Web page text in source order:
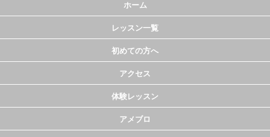
ホーム
レッスン一覧
初めての方へ
アクセス
体験レッスン
アメブロ